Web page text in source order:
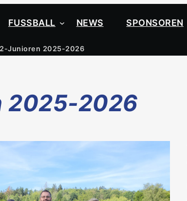
FUSSBALL NEWS SPONSOREN
Junioren 2025-2026
2025-2026